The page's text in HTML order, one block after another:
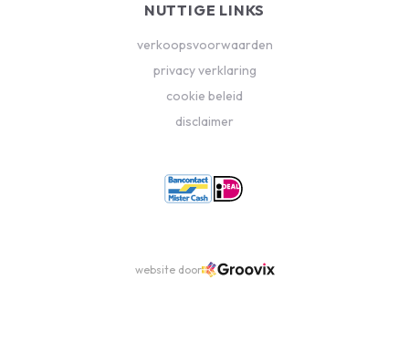
NUTTIGE LINKS
verkoopsvoorwaarden
privacy verklaring
cookie beleid
disclaimer
website door